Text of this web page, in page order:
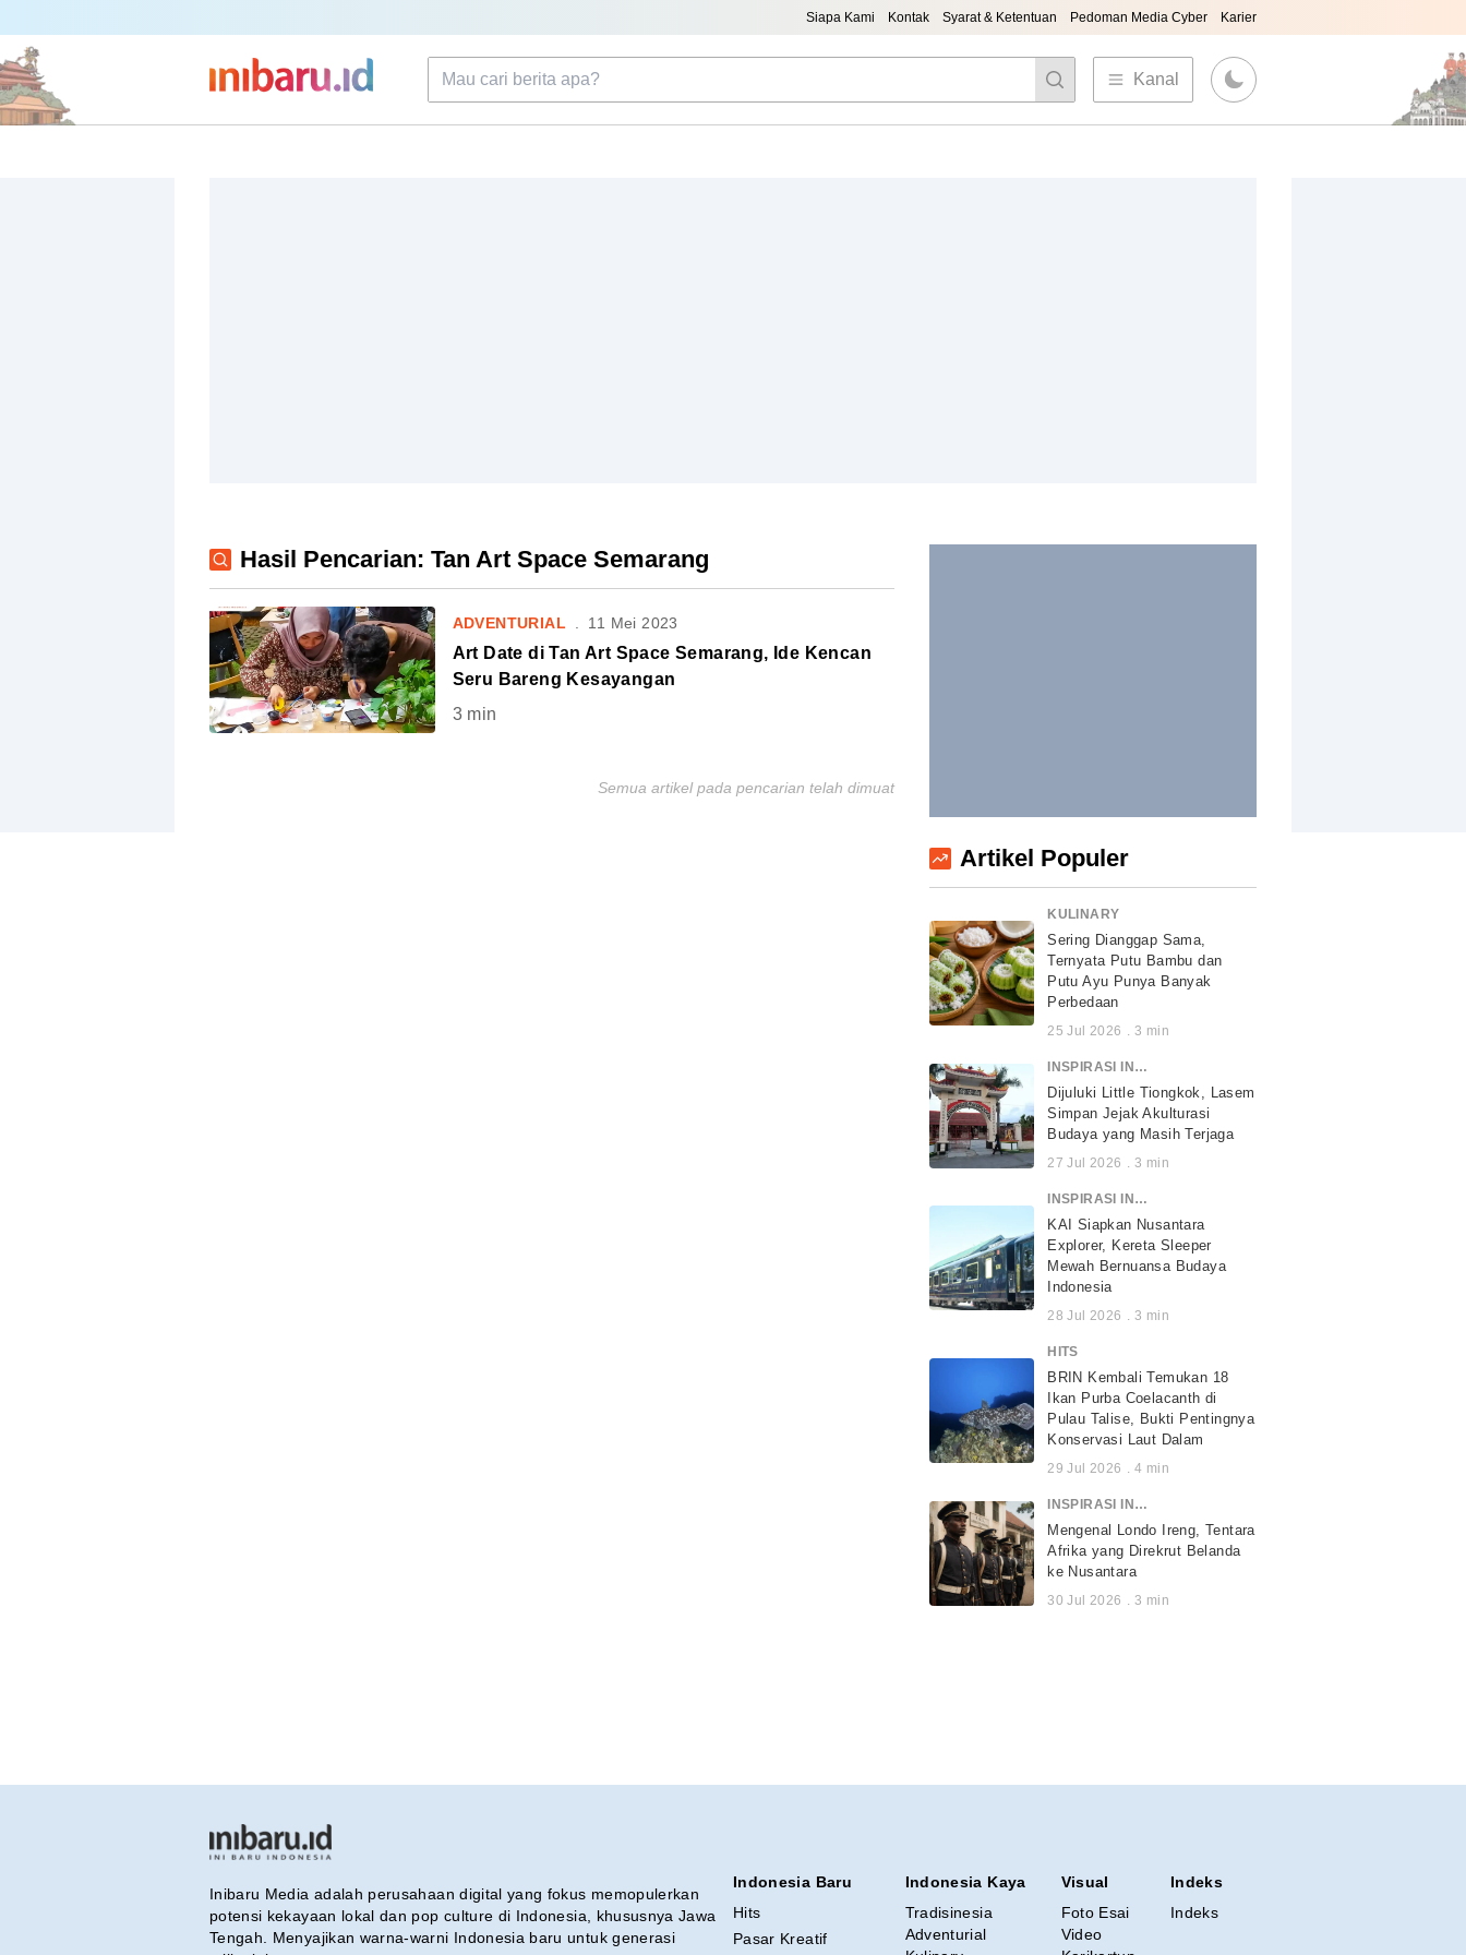
Siapa Kami Kontak Syarat & Ketentuan Pedoman Media Cyber Karier
Kanal
Hasil Pencarian: Tan Art Space Semarang
ADVENTURIAL 11 Mei 2023
Art Date di Tan Art Space Semarang, Ide Kencan
Seru Bareng Kesayangan
3min
Semua artikel pada pencarian telah dimuat
Artikel Populer
KULINARY
Sering Dianggap Sama,
Ternyata Putu Bambu dan
Putu Ayu Punya Banyak
Perbedaan
25 Jul 2026 . 3 min
INSPIRASI INDONESIA
Dijuluki Little Tiongkok, Lasem
Simpan Jejak Akulturasi
Budaya yang Masih Terjaga
27 Jul 2026 . 3 min
INSPIRASI INDONESIA
KAI Siapkan Nusantara
Explorer, Kereta Sleeper
Mewah Bernuansa Budaya
Indonesia
28 Jul 2026 . 3 min
HITS
BRIN Kembali Temukan 18
Ikan Purba Coelacanth di
Pulau Talise, Bukti Pentingnya
Konservasi Laut Dalam
29 Jul 2026 . 4 min
INSPIRASI INDONESIA
Mengenal Londo Ireng, Tentara
Afrika yang Direkrut Belanda
ke Nusantara
30 Jul 2026 . 3 min
Inibaru Media adalah perusahaan digital yang fokus memopulerkan
potensi kekayaan lokal dan pop culture di Indonesia, khususnya Jawa
Tengah. Menyajikan warna-warni Indonesia baru untuk generasi
Indonesia Baru
Hits
Pasar Kreatif
Indonesia Kaya
Tradisinesia
Adventurial
Visual
Foto Esai
Video
Indeks
Indeks